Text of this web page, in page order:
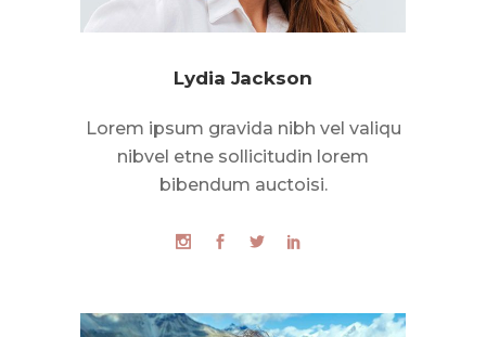
Lydia Jackson
Lorem ipsum gravida nibh vel valiqu
nibvel etne sollicitudin lorem
bibendum auctoisi.